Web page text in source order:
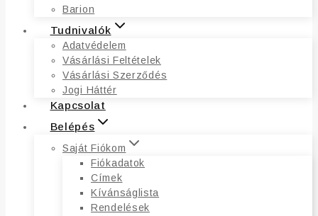
Barion
Tudnivalók
Adatvédelem
Vásárlási Feltételek
Vásárlási Szerződés
Jogi Háttér
Kapcsolat
Belépés
Saját Fiókom
Fiókadatok
Címek
Kívánságlista
Rendelések